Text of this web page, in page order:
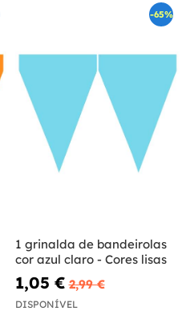
-65%
1 grinalda de bandeirolas
cor azul claro - Cores lisas
1,05 € 2,99 €
DISPONÍVEL